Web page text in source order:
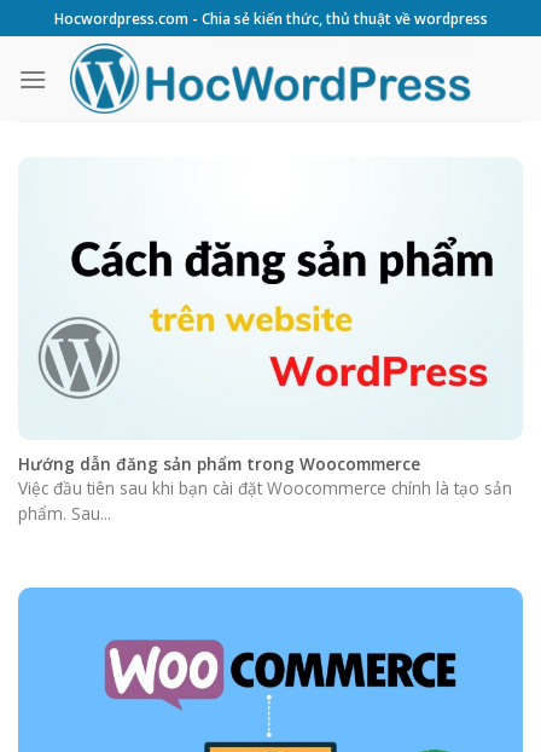
to
content
Hocwordpress.com - Chia sẻ kiến thức, thủ thuật về wordpress
Hướng dẫn đăng sản phẩm trong Woocommerce
Việc đầu tiên sau khi bạn cài đặt Woocommerce chính là tạo sản
phẩm. Sau...